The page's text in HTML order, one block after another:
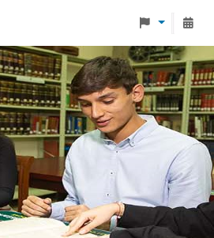
Monteávila